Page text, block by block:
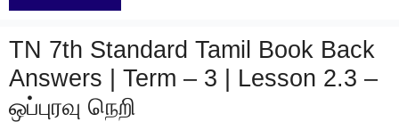
TN 7th Standard Tamil Book Back
Answers | Term – 3 | Lesson 2.3 –
ஒப்புரவு நெறி